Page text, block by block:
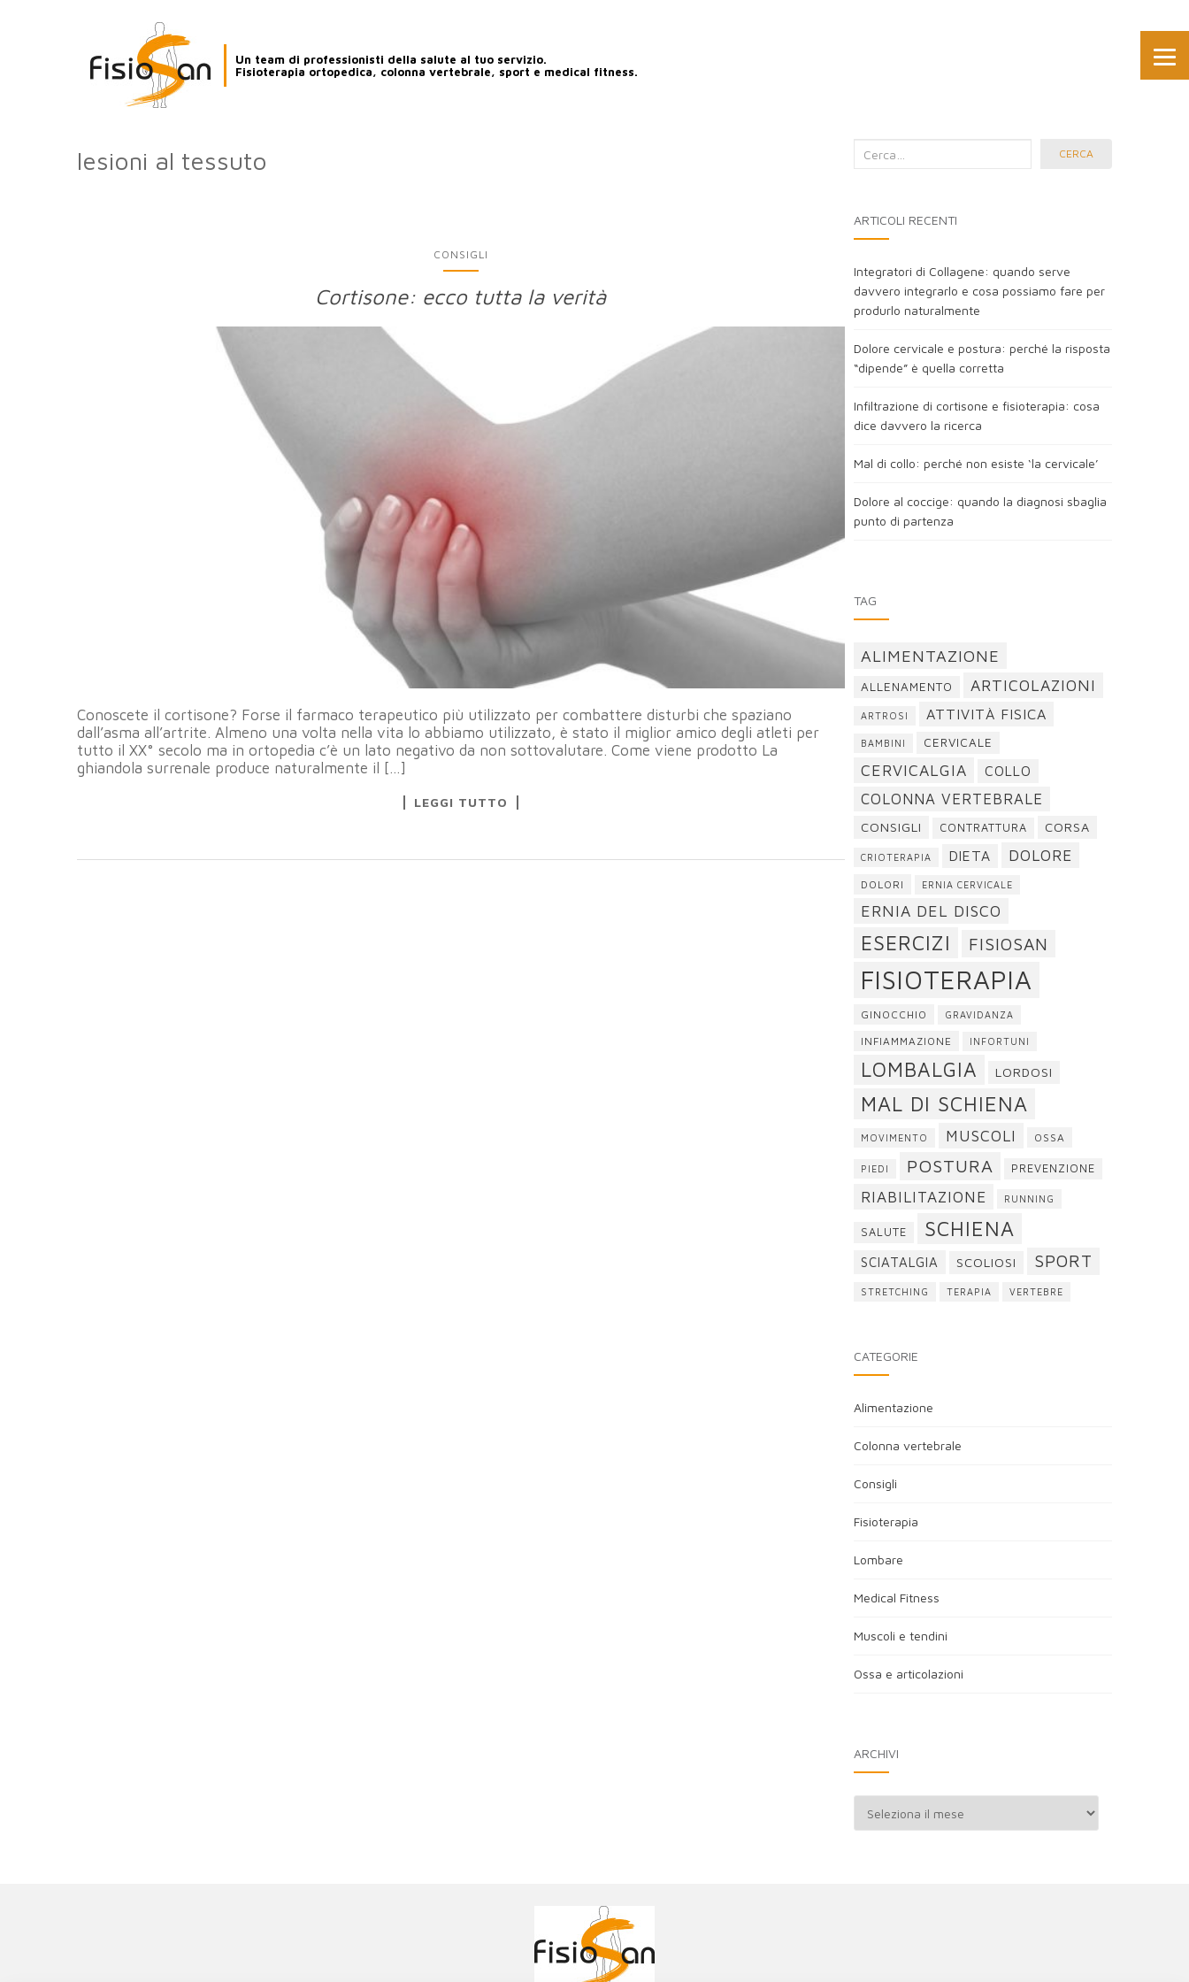
Un team di professionisti della salute al tuo servizio.
Fisioterapia ortopedica, colonna vertebrale, sport e medical fitness.
lesioni al tessuto
CONSIGLI
Cortisone: ecco tutta la verità
Conoscete il cortisone? Forse il farmaco terapeutico più utilizzato per combattere disturbi che spaziano
dall’asma all’artrite. Almeno una volta nella vita lo abbiamo utilizzato, è stato il miglior amico degli atleti per
tutto il XX° secolo ma in ortopedia c’è un lato negativo da non sottovalutare. Come viene prodotto La
ghiandola surrenale produce naturalmente il […]
LEGGI TUTTO
Cerca
CERCA
ARTICOLI RECENTI
Integratori di Collagene: quando serve
davvero integrarlo e cosa possiamo fare per
produrlo naturalmente
Dolore cervicale e postura: perché la risposta
“dipende” è quella corretta
Infiltrazione di cortisone e fisioterapia: cosa
dice davvero la ricerca
Mal di collo: perché non esiste ‘la cervicale’
Dolore al coccige: quando la diagnosi sbaglia
punto di partenza
TAG
ALIMENTAZIONE
ALLENAMENTO ARTICOLAZIONI
ARTROSI ATTIVITÀ FISICA
BAMBINI CERVICALE
CERVICALGIA COLLO
COLONNA VERTEBRALE
CONSIGLI CONTRATTURA CORSA
CRIOTERAPIA DIETA DOLORE
DOLORI ERNIA CERVICALE
ERNIA DEL DISCO
ESERCIZI FISIOSAN
FISIOTERAPIA
GINOCCHIO GRAVIDANZA
INFIAMMAZIONE INFORTUNI
LOMBALGIA LORDOSI
MAL DI SCHIENA
MOVIMENTO MUSCOLI OSSA
PIEDI POSTURA PREVENZIONE
RIABILITAZIONE RUNNING
SALUTE SCHIENA
SCIATALGIA SCOLIOSI SPORT
STRETCHING TERAPIA VERTEBRE
CATEGORIE
Alimentazione
Colonna vertebrale
Consigli
Fisioterapia
Lombare
Medical Fitness
Muscoli e tendini
Ossa e articolazioni
ARCHIVI
Archivi